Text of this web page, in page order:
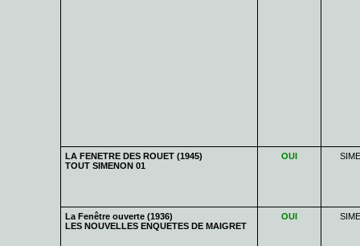
LA FENETRE DES ROUET (1945)
TOUT SIMENON 01
OUI
La Fenêtre ouverte (1936)
LES NOUVELLES ENQUETES DE MAIGRET
OUI